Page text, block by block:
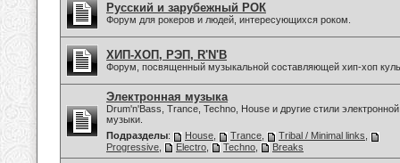
Русский и зарубежный РОК
Форум для рокеров и людей, интересующихся роком.
ХИП-ХОП, РЭП, R'N'B
Форум, посвященный музыкальной составляющей хип-хоп
Электронная музыка
Drum'n'Bass, Trance, Techno, House и другие стили электронной
музыки.
Подразделы: House Trance Tribal / Minimal links
Progressive
Electro Techno Breaks